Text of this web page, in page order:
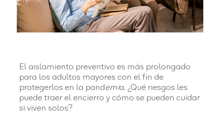
El aislamiento preventivo es más prolongado
para los adultos mayores con el fin de
protegerlos en la pandemia. ¿Qué riesgos les
puede traer el encierro y cómo se pueden cuidar
si viven solos?